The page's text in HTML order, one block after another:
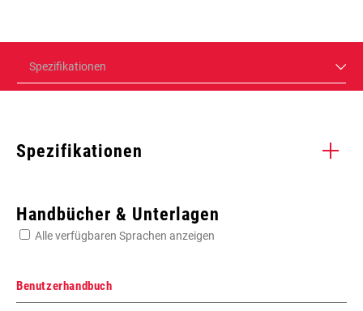
Spezifikationen
Spezifikationen
Handbücher & Unterlagen
Alle verfügbaren Sprachen anzeigen
Benutzerhandbuch